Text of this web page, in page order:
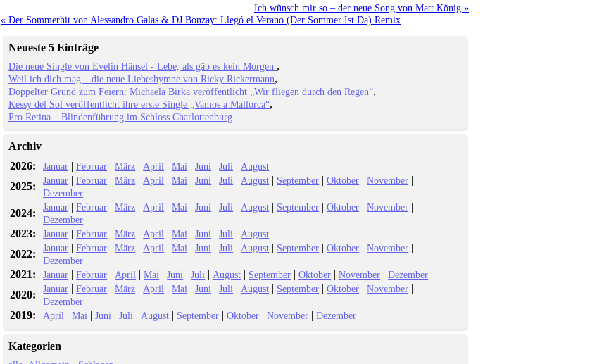
Ich wünsch mir so – der neue Song von Matt König »
« Der Sommerhit von Alessandro Galas & DJ Bonzay: Llegó el Verano (Der Sommer Ist Da) Remix
Neueste 5 Einträge
Die neue Single von Evelin Hänsel - Lebe, als gäb es kein Morgen
Weil ich dich mag – die neue Liebeshymne von Ricky Rickermann
Doppelter Grund zum Feiern: Michaela Birka veröffentlicht „Wir fliegen durch den Regen“
Kessy del Sol veröffentlicht ihre erste Single „Vamos a Mallorca“
Pro Retina – Blindenführung im Schloss Charlottenburg
Archiv
2026:
Januar |Februar |März | April |Mai |Juni |Juli | August
2025: Januar |Februar |März | April |Mai |Juni |Juli | August | September |Oktober |November |
Dezember
2024: Januar |Februar |März | April |Mai |Juni |Juli | August | September |Oktober |November |
Dezember
2023: Januar |Februar |März | April |Mai |Juni |Juli | August
2022: Januar |Februar |März | April |Mai |Juni |Juli | August | September |Oktober |November |
Dezember
2021: Januar |Februar | April |Mai |Juni |Juli | August | September |Oktober |November |Dezember
2020: Januar |Februar |März | April |Mai |Juni |Juli | August | September |Oktober |November |
Dezember
2019: April |Mai |Juni |Juli | August | September |Oktober |November |Dezember
Kategorien